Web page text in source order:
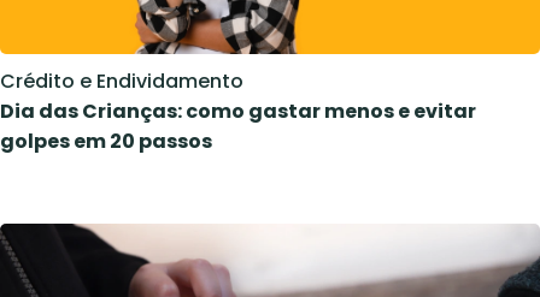
Crédito e Endividamento
Dia das Crianças: como gastar menos e evitar
golpes em 20 passos